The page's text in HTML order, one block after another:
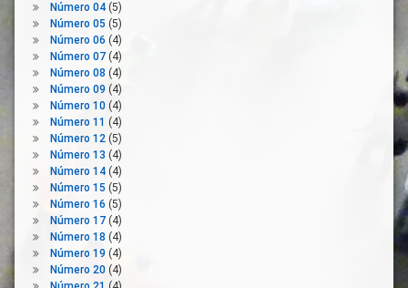
Familia
Gobierno
IMV
Ingreso
Mínimo
Vital
Inserción
Social
Integración
Mercado
Laboral
Pobreza
Pobreza
Severa
Número 04(5)
Número 05 (5)
Número 06 (4)
Número 07(4)
Número 08 (4)
Número 09 (4)
Número 10(4)
Número 11 (4)
Número 12(5)
Número 13 (4)
Número 14(4)
Número 15 (5)
Número 16 (5)
Número 17(4)
Número 18 (4)
Número 19 (4)
Número 20(4)